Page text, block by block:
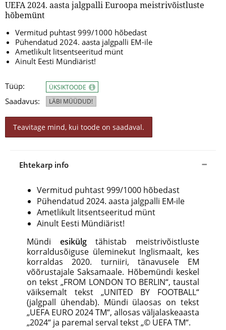
UEFA 2024. aasta jalgpalli Euroopa meistrivõistluste
hõbemünt
Vermitud puhtast 999/1000 hõbedast
Pühendatud 2024. aasta jalgpalli EM-ile
Ametlikult litsentseeritud münt
Ainult Eesti Mündiärist!
Tüüp:
Saadavus:
ÜKSIKTOODE
LÄBI MÜÜDUD!
Teavitage mind, kui toode on saadaval.
Ehtekarp info
Vermitud puhtast 999/1000 hõbedast
Pühendatud 2024. aasta jalgpalli EM-ile
Ametlikult litsentseeritud münt
Ainult Eesti Mündiärist!
Mündi esikülgtähistab meistrivõistluste
korraldusõiguse üleminekut Inglismaalt, kes
korraldas 2020. turniiri, tänavusele EM
võõrustajale Saksamaale. Hõbemündi keskel
on tekst „FROM LONDON TO BERLIN“, taustal
väiksemalt tekst „UNITED BY FOOTBALL“
(jalgpall ühendab). Mündi ülaosas on tekst
„UEFA EURO 2024 TM“, allosas väljalaskeaasta
„2024“ ja paremal serval tekst „© UEFA TM“.